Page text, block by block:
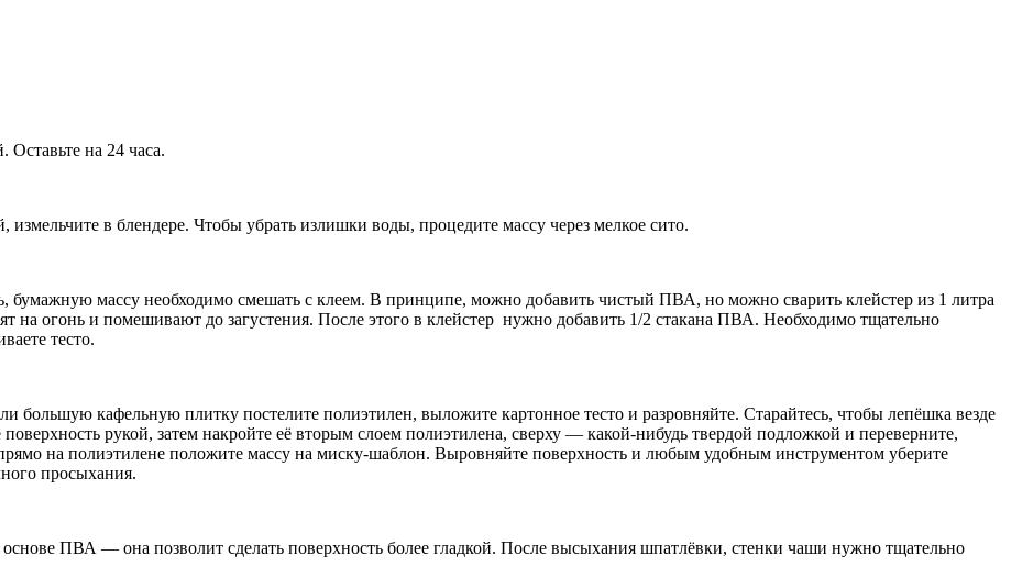
на 24 часа.
в блендере. Чтобы убрать излишки воды, процедите массу через мелкое сито.
бумажную массу необходимо смешать с клеем. В принципе, можно добавить чистый ПВА, но можно сварить клейстер из 1 литра
на огонь и помешивают до загустения. После этого в клейстер нужно добавить 1/2 стакана ПВА. Необходимо тщательно
тесто.
большую кафельную плитку постелите полиэтилен, выложите картонное тесто и разровняйте. Старайтесь, чтобы лепёшка везде
рукой, затем накройте её вторым слоем полиэтилена, сверху — какой-нибудь твердой подложкой и переверните,
на полиэтилене положите массу на миску-шаблон. Выровняйте поверхность и любым удобным инструментом уберите
просыхания.
ПВА — она позволит сделать поверхность более гладкой. После высыхания шпатлёвки, стенки чаши нужно тщательно